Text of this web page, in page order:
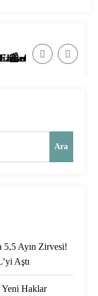
Şartları
Görevlisi
Ara
5,5 Ayın Zirvesi!
Aştı
Yeni Haklar